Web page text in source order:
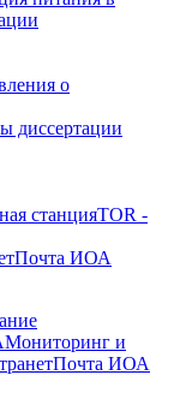
о
диссертации
станцияTOR -
Почта ИОА
Мониторинг и
Почта ИОА